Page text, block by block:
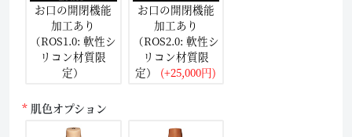
お口の開閉機能
加工あり
（ROS1.0: 軟性シ
リコン材質限
定）
お口の開閉機能
加工あり
（ROS2.0: 軟性シ
リコン材質限
定）
(+25,000円)
肌色オプション